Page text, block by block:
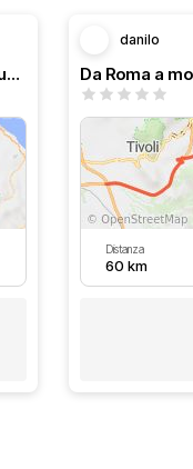
2 giorni a campo imperatore e al mucciante
danilo
Distanza
60 km